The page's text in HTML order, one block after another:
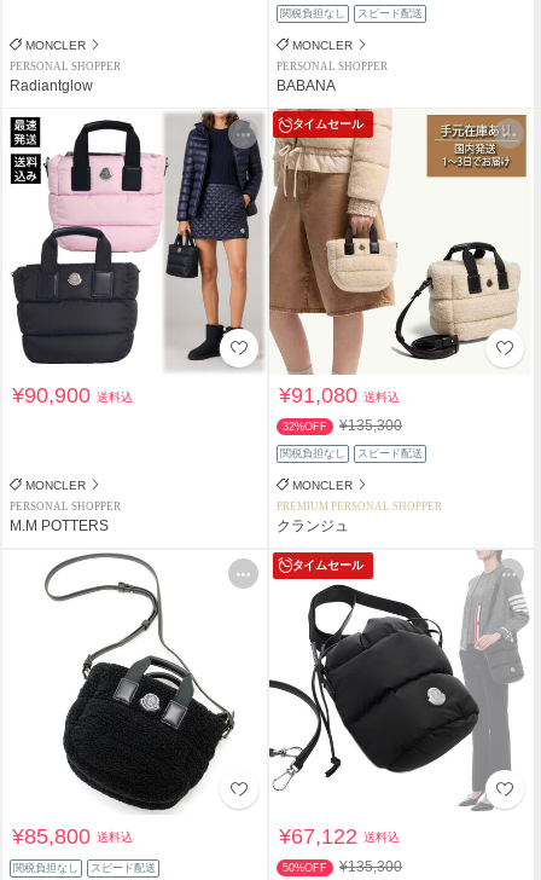
MONCLER
PERSONAL SHOPPER
Radiantglow
関税負担なし スピード配送
MONCLER
PERSONAL SHOPPER
BABANA
¥90,900送料込
MONCLER
PERSONAL SHOPPER
M.M POTTERS
タイムセール
¥91,080送料込
32%OFF ¥135,300
関税負担なし スピード配送
MONCLER
PREMIUM PERSONAL SHOPPER
クランジュ
¥85,800送料込
関税負担なし スピード配送
タイムセール
¥67,122送料込
50%OFF ¥135,300